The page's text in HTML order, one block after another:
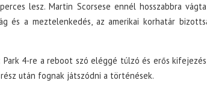
lesz. Martin Scorsese ennél hosszabbra
és a meztelenkedés, az amerikai korhatár
Park 4-re a reboot szó eléggé túlzó és erős
után fognak játszódni a történések.